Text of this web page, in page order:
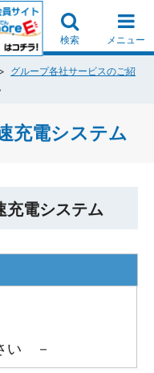
検索 メニュー
グループ各社サービスのご紹
充電システム
充電システム
い －